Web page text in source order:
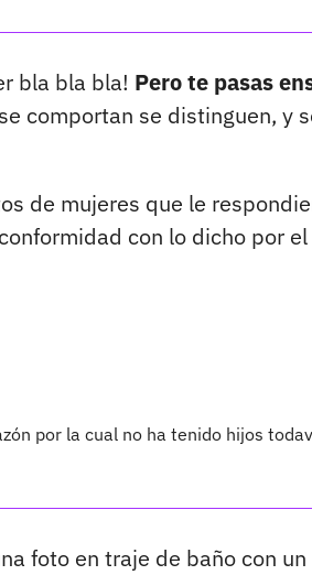
bla bla bla! Pero te pasas
comportan se distinguen, y
de mujeres que le
con lo dicho por
por la cual no ha tenido hijos
foto en traje de baño con